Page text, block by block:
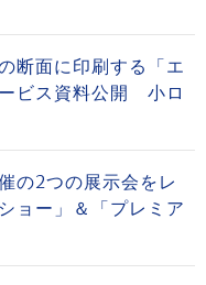
断面に印刷する「エ
ビス資料公開 小ロ
の2つの展示会をレ
ョー」＆「プレミア